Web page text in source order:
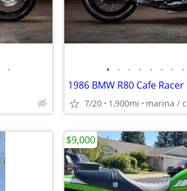
• • • • • • • • •
1986 BMW R80 Cafe Racer
7/20 1,900mi marina /
$9,000